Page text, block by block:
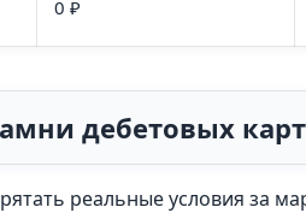
0 ₽
дебетовых карт
реальные условия за